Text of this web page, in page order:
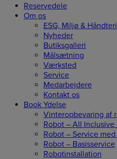
Reservedele
Om os
ESG, Miljø &
Nyheder
Butiksgalleri
Målsætning
Værksted
Service
Medarbejdere
Kontakt os
Book Ydelse
Vinteropbevaring af
Robot – All Inclusive
Robot – Service
Robot – Basisservice
Robotinstallation